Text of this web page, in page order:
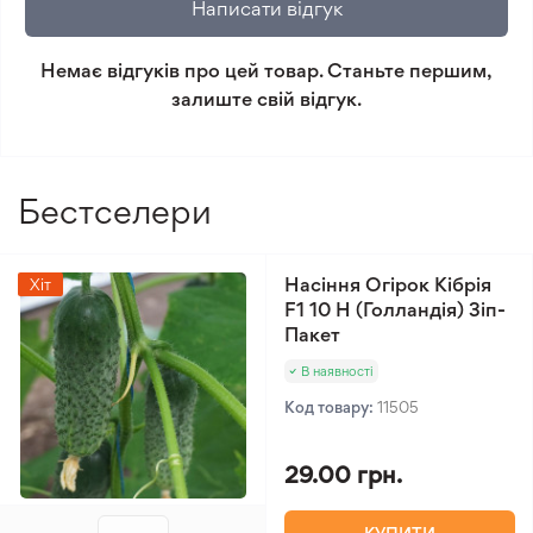
Мінімальне замовлення 300 грн.
Написати відгук
Немає відгуків про цей товар. Станьте першим,
залиште свій відгук.
Бестселери
Хіт
Насіння Огірок Кібрія
F1 10 Н (Голландія) Зіп-
Пакет
В наявності
Код товару: 11505
29.00 грн.